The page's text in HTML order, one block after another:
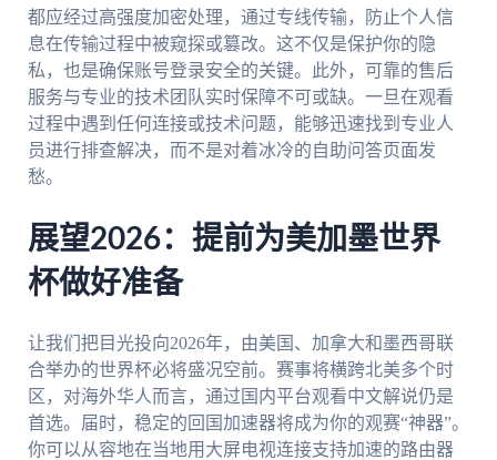
都应经过高强度加密处理，通过专线传输，防止个人信
息在传输过程中被窥探或篡改。这不仅是保护你的隐
私，也是确保账号登录安全的关键。此外，可靠的售后
服务与专业的技术团队实时保障不可或缺。一旦在观看
过程中遇到任何连接或技术问题，能够迅速找到专业人
员进行排查解决，而不是对着冰冷的自助问答页面发
愁。
展望2026：提前为美加墨世界
杯做好准备
让我们把目光投向2026年，由美国、加拿大和墨西哥联
合举办的世界杯必将盛况空前。赛事将横跨北美多个时
区，对海外华人而言，通过国内平台观看中文解说仍是
首选。届时，稳定的回国加速器将成为你的观赛“神器”。
你可以从容地在当地用大屏电视连接支持加速的路由器